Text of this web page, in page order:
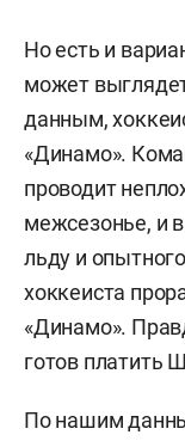
Но есть и
может
данным,
«Динамо».
проводит
межсезонье, и
льду и
хоккеиста
«Динамо».
готов платить
По нашим